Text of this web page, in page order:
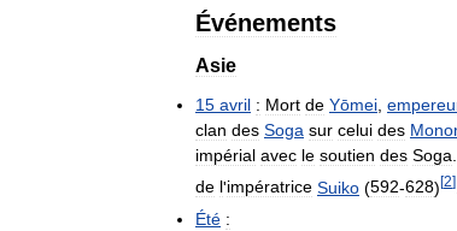
Événements
Asie
15 avril : Mort de Yōmei
clan des Soga sur celui des
impérial avec le soutien des Soga
de l'impératrice Suiko (592-628)[2]
Été :